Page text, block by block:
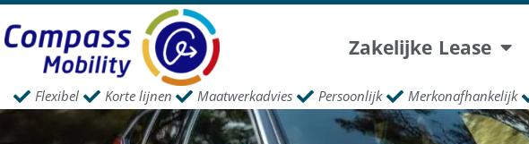
Zakelijke Lease
Flexibel Korte lijnen Maatwerkadvies Persoonlijk Merkonafhankelijk